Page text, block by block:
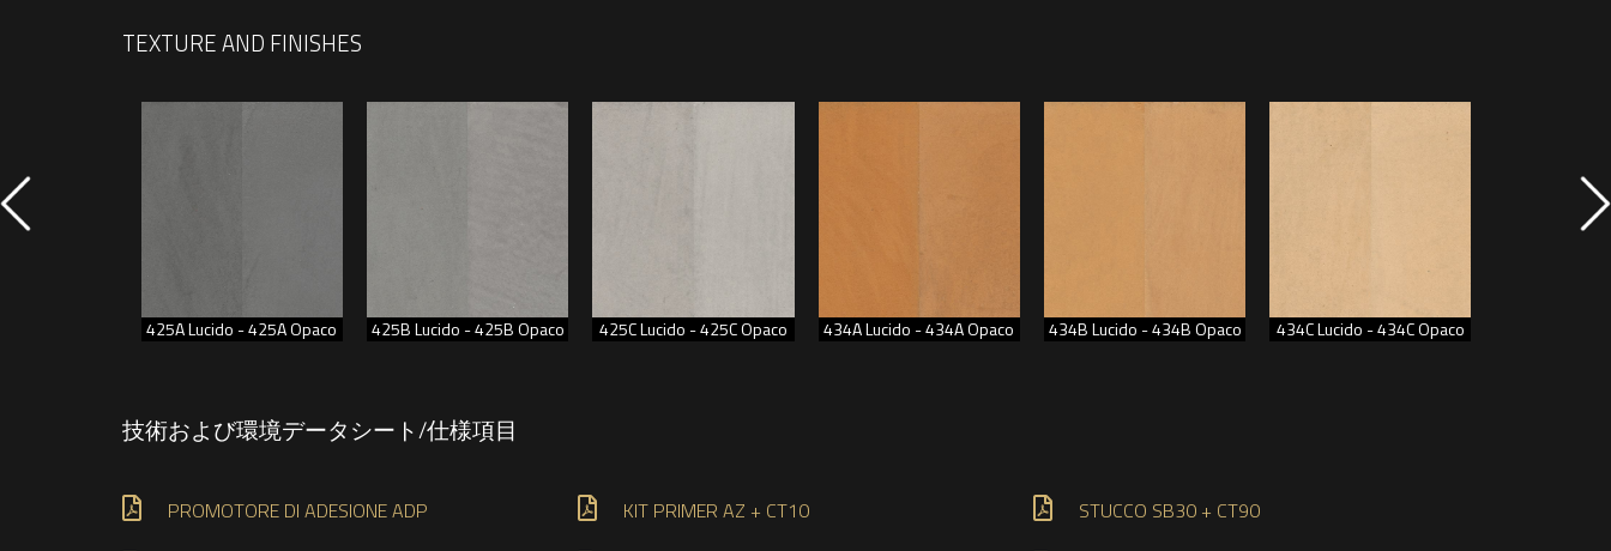
TEXTURE AND FINISHES
425A Lucido - 425A Opaco 425B Lucido - 425B Opaco 425C Lucido - 425C Opaco 434A Lucido - 434A Opaco 434B Lucido - 434B Opaco 434C Lucido - 434C Opaco
技術および環境データシート/仕様項目
PROMOTORE DI ADESIONE ADP KIT PRIMER AZ + CT10
STUCCO SB30 + CT90